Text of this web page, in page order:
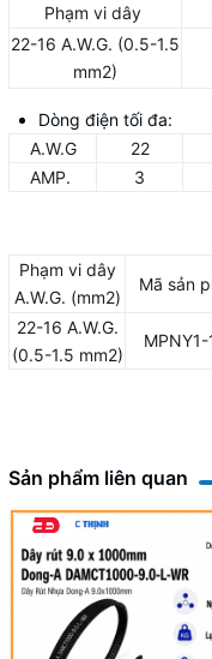
Phạm vi dây
22-16 A.W.G. (0.5-1.5
mm2)
Dòng điện tối đa:
A.W.G
22
AMP.
3
Phạm vi dây
A.W.G. (mm2)
Mã sản
22-16 A.W.G.
(0.5-1.5 mm2)
Sản phẩm liên quan